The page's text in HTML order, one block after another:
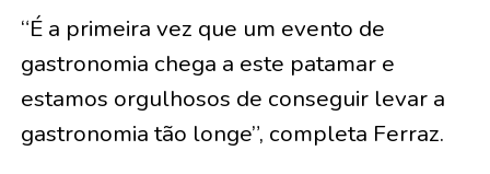
“É a primeira vez que um evento de
gastronomia chega a este patamar e
estamos orgulhosos de conseguir levar a
gastronomia tão longe”, completa Ferraz.